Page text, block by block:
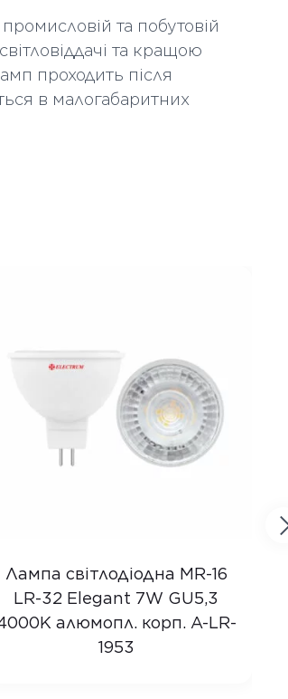
10
10
та побутовій
та кращою
проходить після
в малогабаритних
Лампа світлодіодна MR-16
LR-32 Elegant 7W GU5,3
алюмопл. корп. A-LR-
1953